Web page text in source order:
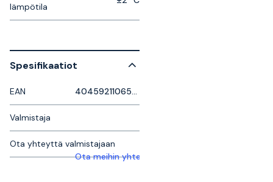
lämpötila
Spesifikaatiot
EAN 4045921106536
Valmistaja
Ota yhteyttä valmistajaan
Ota meihin yhteyttä saadaksesi lisätietoja